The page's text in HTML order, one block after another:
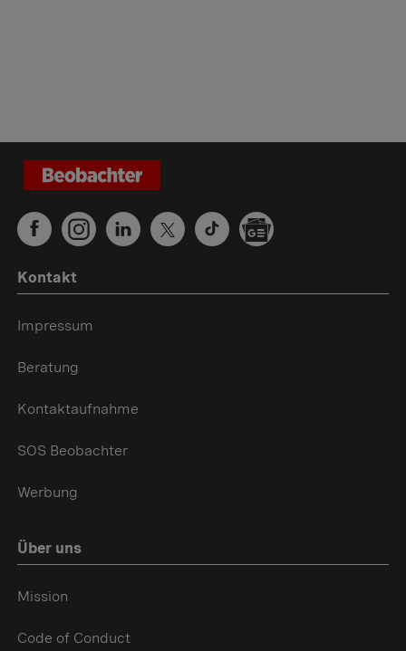
Kontakt
Impressum
Beratung
Kontaktaufnahme
SOS Beobachter
Werbung
Über uns
Mission
Code of Conduct